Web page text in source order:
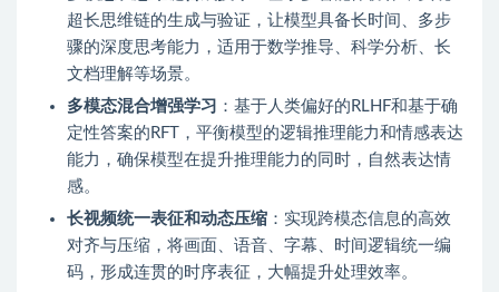
超长思维链的生成与验证，让模型具备长时间、多步
骤的深度思考能力，适用于数学推导、科学分析、长
文档理解等场景。
多模态混合增强学习 ：基于人类偏好的RLHF和基于确
定性答案的RFT，平衡模型的逻辑推理能力和情感表达
能力，确保模型在提升推理能力的同时，自然表达情
感。
长视频统一表征和动态压缩 ：实现跨模态信息的高效
对齐与压缩，将画面、语音、字幕、时间逻辑统一编
码，形成连贯的时序表征，大幅提升处理效率。